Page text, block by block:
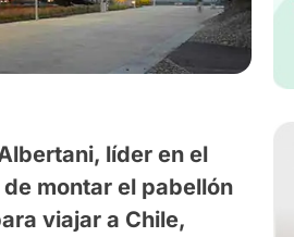
líder en el
montar el pabellón
viajar a Chile,